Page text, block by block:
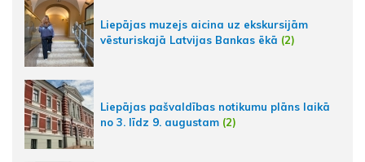
Liepājas muzejs aicina uz ekskursijām
vēsturiskajā Latvijas Bankas ēkā (2)
Liepājas pašvaldības notikumu plāns laikā
no 3. līdz 9. augustam (2)